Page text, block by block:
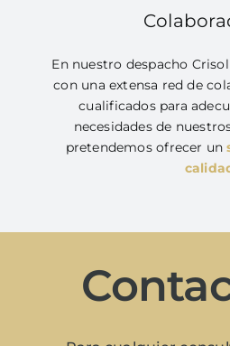
En nuestro despacho
con una extensa red de
cualificados para
necesidades de
pretendemos ofrecer un